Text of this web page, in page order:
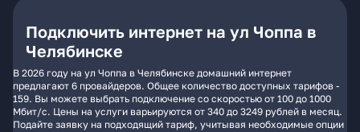
Подключить интернет на ул Чоппа в
Челябинске
В 2026 году на ул Чоппа в Челябинске домашний интернет
предлагают 6 провайдеров. Общее количество доступных тарифов -
159. Вы можете выбрать подключение со скоростью от 100 до 1000
Мбит/с. Цены на услуги варьируются от 340 до 3249 рублей в месяц.
Подайте заявку на подходящий тариф, учитывая необходимые опции